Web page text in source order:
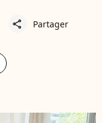
share Partager